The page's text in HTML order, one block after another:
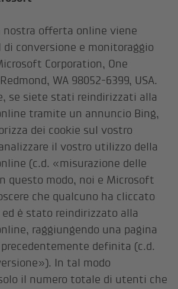
nostra offerta online viene
conversione e monitoraggio
Corporation, One
WA 98052-6399, USA.
se siete stati reindirizzati alla
tramite un annuncio Bing,
dei cookie sul vostro
il vostro utilizzo della
(c.d. «misurazione delle
questo modo, noi e Microsoft
che qualcuno ha cliccato
è stato reindirizzato alla
raggiungendo una pagina
definita (c.d.
In tal modo
il numero totale di utenti che